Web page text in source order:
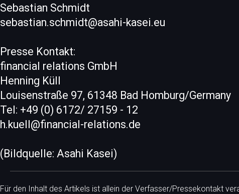
Sebastian Schmidt
sebastian.schmidt@asahi-kasei.eu
Presse Kontakt:
financial relations GmbH
Henning Küll
Louisenstraße 97, 61348 Bad Homburg/Germany
Tel: +49 (0) 6172/ 27159 - 12
h.kuell@financial-relations.de
(Bildquelle: Asahi Kasei)
Für den Inhalt des Artikels ist allein der Verfasser/Pressekontakt